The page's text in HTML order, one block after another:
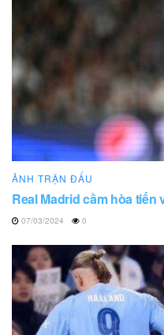
ẢNH TRẬN ĐẤU
Real Madrid cầm hòa tiến
07/03/2024 0